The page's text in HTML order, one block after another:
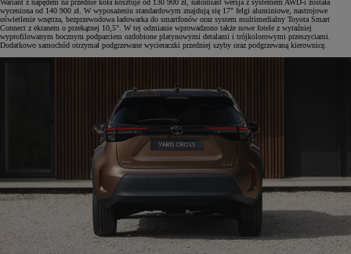
Wariant z napędem na przednie koła kosztuje od 130 900 zł, natomiast wersja z systemem AWD-i została
wyceniona od 140 900 zł. W wyposażeniu standardowym znajdują się 17" felgi aluminiowe, nastrojowe
oświetlenie wnętrza, bezprzewodowa ładowarka do smartfonów oraz system multimedialny Toyota Smart
Connect z ekranem o przekątnej 10,5". W tej odmianie wprowadzono także nowe fotele z wyraźniej
wyprofilowanym bocznym podparciem ozdobione platynowymi detalami i trójkolorowymi przeszyciami.
Dodatkowo samochód otrzymał podgrzewane wycieraczki przedniej szyby oraz podgrzewaną kierownicę.